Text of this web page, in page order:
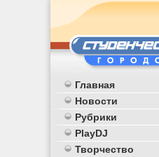
Главная
Новости
Рубрики
PlayDJ
Творчество